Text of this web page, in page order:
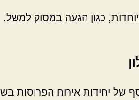
כגון הגעה במסוק למשל.
של יחידות אירוח